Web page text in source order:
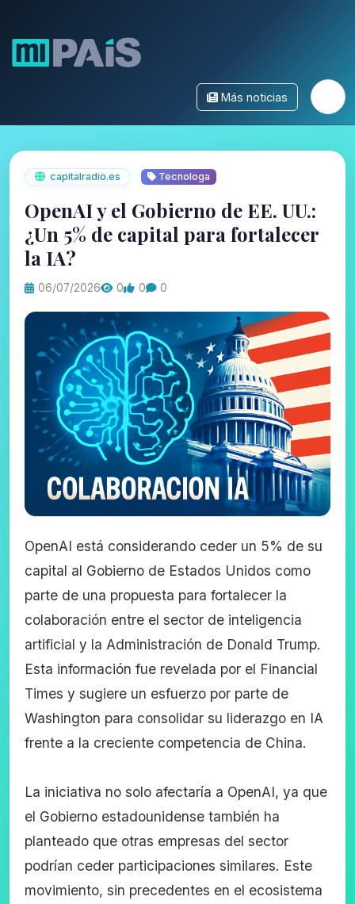
Más noticias
capitalradio.es Tecnologa
OpenAI y el Gobierno de EE. UU.:
¿Un 5% de capital para fortalecer
la IA?
06/07/2026 0 0 0
OpenAI está considerando ceder un 5% de su
capital al Gobierno de Estados Unidos como
parte de una propuesta para fortalecer la
colaboración entre el sector de inteligencia
artificial y la Administración de Donald Trump.
Esta información fue revelada por el Financial
Times y sugiere un esfuerzo por parte de
Washington para consolidar su liderazgo en IA
frente a la creciente competencia de China.
La iniciativa no solo afectaría a OpenAI, ya que
el Gobierno estadounidense también ha
planteado que otras empresas del sector
podrían ceder participaciones similares. Este
movimiento, sin precedentes en el ecosistema